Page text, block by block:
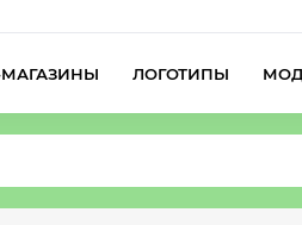
МАГАЗИНЫ ЛОГОТИПЫ